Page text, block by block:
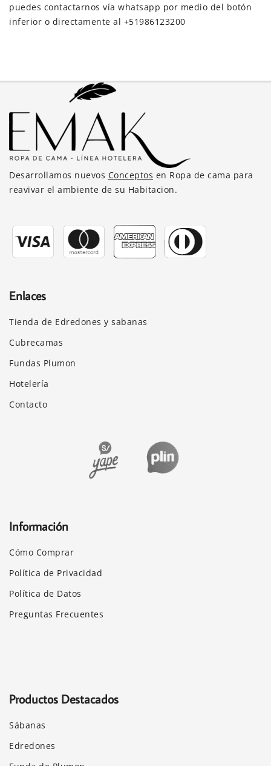
puedes contactarnos vía whatsapp por medio del botón
inferior o directamente al +51986123200
Desarrollamos nuevos Conceptos en Ropa de cama para
reavivar el ambiente de su Habitacion.
Enlaces
Tienda de Edredones y sabanas
Cubrecamas
Fundas Plumon
Hotelería
Contacto
Información
Cómo Comprar
Política de Privacidad
Política de Datos
Preguntas Frecuentes
Productos Destacados
Sábanas
Edredones